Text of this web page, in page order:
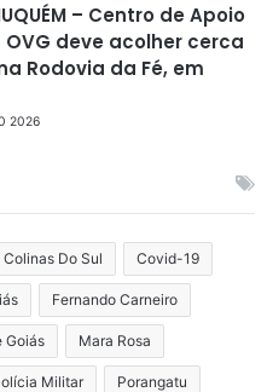
– Centro de Apoio
OVG deve acolher cerca
Rodovia da Fé, em
2026
Colinas Do Sul Covid-19
Fernando Carneiro
Goiás Mara Rosa
Militar Porangatu